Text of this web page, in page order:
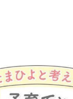
のも】妊婦の感染症